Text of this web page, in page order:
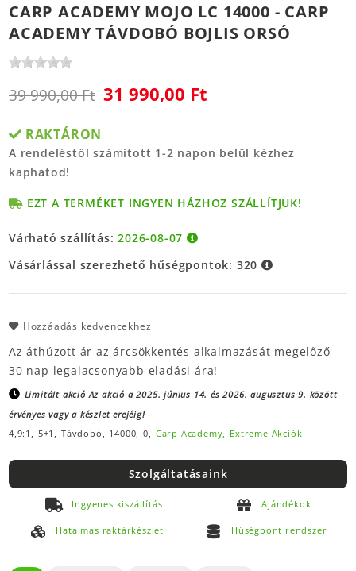
CARP ACADEMY MOJO LC 14000 - CARP
ACADEMY TÁVDOBÓ BOJLIS ORSÓ
39 990,00 Ft 31 990,00 Ft
RAKTÁRON
A rendeléstől számított 1-2 napon belül kézhez
kaphatod!
EZT A TERMÉKET INGYEN HÁZHOZ SZÁLLÍTJUK!
Várható szállítás:2026-08-07
Vásárlással szerezhető hűségpontok: 320
Hozzáadás kedvencekhez
Az áthúzott ár az árcsökkentés alkalmazását megelőző
30 nap legalacsonyabb eladási ára!
Limitált akcióAz akció a 2025. június 14. és 2026. augusztus 9. között
érvényes vagy a készlet erejéig!
4,9:1, 5+1, Távdobó, 14000, 0, Carp Academy, Extreme Akciók
Szolgáltatásaink
Ingyenes kiszállítás Ajándékok
Hatalmas raktárkészlet Hűségpont rendszer